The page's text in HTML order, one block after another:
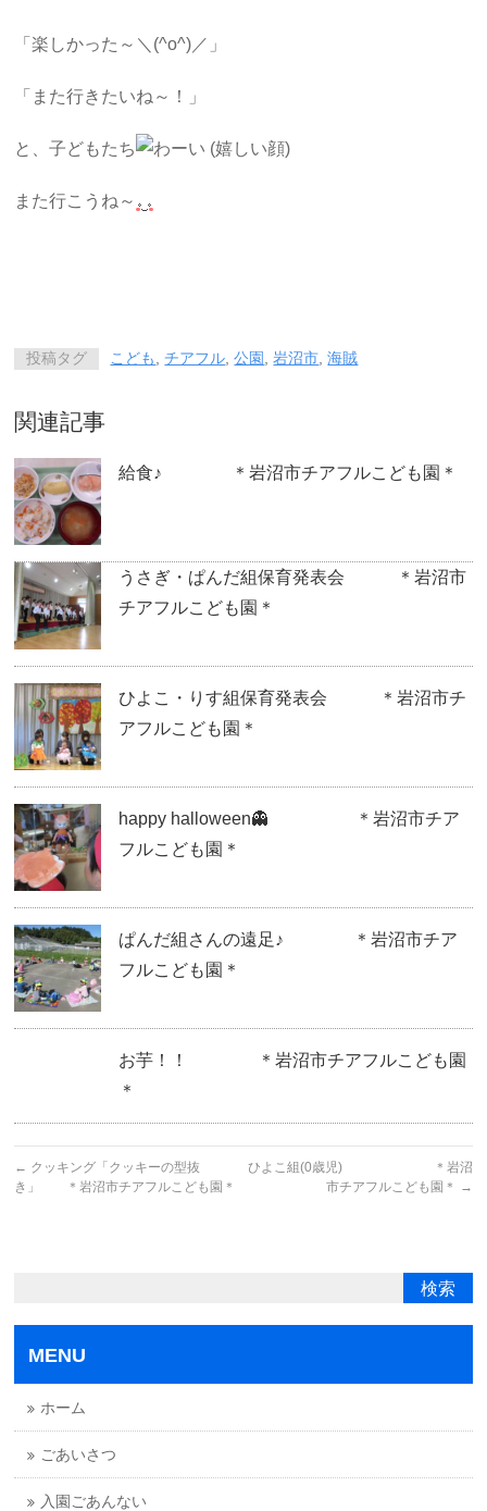
「楽しかった～＼(^o^)／」
「また行きたいね～！」
と、子どもたち
また行こうね～
投稿タグ こども ,チアフル ,公園 ,岩沼市 ,海賊
関連記事
給食♪ ＊岩沼市チアフルこども園＊
うさぎ・ぱんだ組保育発表会 ＊岩沼市
チアフルこども園＊
ひよこ・りす組保育発表会 ＊岩沼市チ
アフルこども園＊
happy halloween👻 ＊岩沼市チア
フルこども園＊
ぱんだ組さんの遠足♪ ＊岩沼市チア
フルこども園＊
お芋！！ ＊岩沼市チアフルこども園
＊
← クッキング「クッキーの型抜
き」 ＊岩沼市チアフルこども園＊
ひよこ組(0歳児) ＊岩沼
市チアフルこども園＊
→
MENU
ホーム
ごあいさつ
入園ごあんない